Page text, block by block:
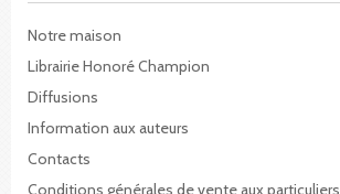
Notre maison
Librairie Honoré Champion
Diffusions
Information aux auteurs
Contacts
Conditions générales de vente aux particuliers